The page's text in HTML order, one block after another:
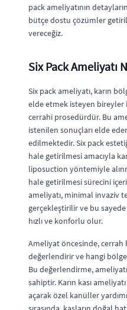
pack ameliyatının
bütçe dostu çözümler
vereceğiz.
Six Pack Ameliyatı
Six pack ameliyatı, karın
elde etmek isteyen
cerrahi prosedürdür. Bu
istenilen sonuçları elde
edilmektedir. Six pack
hale getirilmesi amacıyla
liposuction yöntemiyle
hale getirilmesi sürecini
ameliyatı, minimal invaziv
gerçekleştirilir ve bu
hızlı ve konforlu olur.
Ameliyat öncesinde, cerrah
değerlendirir ve hangi
Bu değerlendirme,
sahiptir. Karın kası
açarak özel kanüller